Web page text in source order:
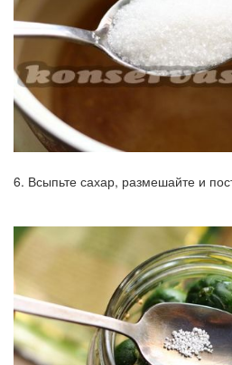
6. Всыпьте сахар, размешайте и